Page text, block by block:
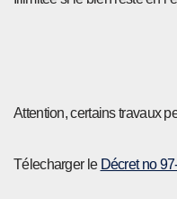
Attention, certains travaux
Télecharger le Décret no